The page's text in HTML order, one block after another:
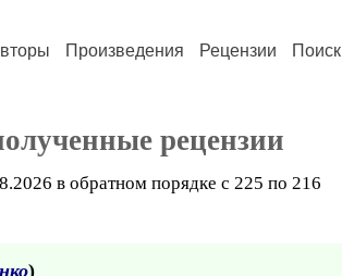
Произведения Рецензии Поиск
рецензии
в обратном порядке с 225 по 216
)